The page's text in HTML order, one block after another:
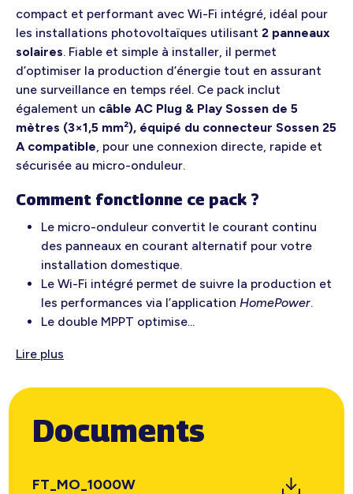
compact et performant avec Wi-Fi intégré, idéal pour
les installations photovoltaïques utilisant 2 panneaux
solaires. Fiable et simple à installer, il permet
d’optimiser la production d’énergie tout en assurant
une surveillance en temps réel. Ce pack inclut
également un câble AC Plug & Play Sossen de 5
mètres (3×1,5 mm²), équipé du connecteur Sossen 25
A compatible, pour une connexion directe, rapide et
sécurisée au micro-onduleur.
Comment fonctionne ce pack ?
Le micro-onduleur convertit le courant continu
des panneaux en courant alternatif pour votre
installation domestique.
Le Wi-Fi intégré permet de suivre la production et
les performances via l’application HomePower.
Le double MPPT optimise...
Lire plus
Documents
FT_MO_1000W